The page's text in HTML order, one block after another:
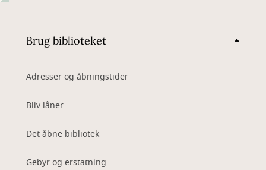
Brug biblioteket
Adresser og åbningstider
Bliv låner
Det åbne bibliotek
Gebyr og erstatning